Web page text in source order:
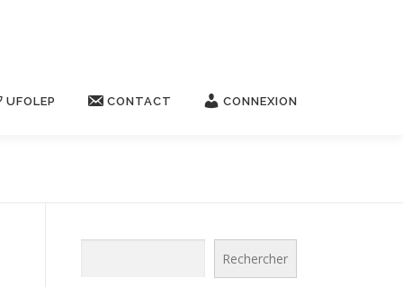
UFOLEP CONTACT CONNEXION
Rechercher